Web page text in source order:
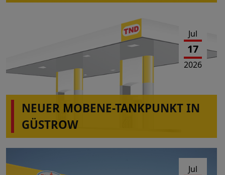
Jul
17
2026
NEUER MOBENE-TANKPUNKT IN
GÜSTROW
Jul